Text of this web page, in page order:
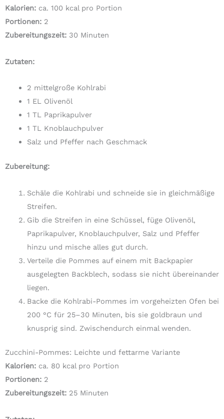
Kalorien: ca. 100 kcal pro Portion
Portionen: 2
Zubereitungszeit: 30 Minuten
Zutaten:
2 mittelgroße Kohlrabi
1 EL Olivenöl
1 TL Paprikapulver
1 TL Knoblauchpulver
Salz und Pfeffer nach Geschmack
Zubereitung:
Schäle die Kohlrabi und schneide sie in gleichmäßige
Streifen.
Gib die Streifen in eine Schüssel, füge Olivenöl,
Paprikapulver, Knoblauchpulver, Salz und Pfeffer
hinzu und mische alles gut durch.
Verteile die Pommes auf einem mit Backpapier
ausgelegten Backblech, sodass sie nicht übereinander
liegen.
Backe die Kohlrabi-Pommes im vorgeheizten Ofen bei
200 °C für 25–30 Minuten, bis sie goldbraun und
knusprig sind. Zwischendurch einmal wenden.
Zucchini-Pommes: Leichte und fettarme Variante
Kalorien: ca. 80 kcal pro Portion
Portionen: 2
Zubereitungszeit: 25 Minuten